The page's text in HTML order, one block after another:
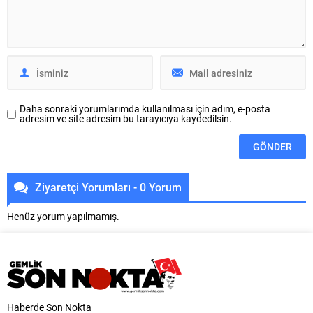
göreve geldiği 10 Nisan’dan
bugüne...
Daha sonraki yorumlarımda kullanılması için adım, e-posta
adresim ve site adresim bu tarayıcıya kaydedilsin.
Ziyaretçi Yorumları - 0 Yorum
Henüz yorum yapılmamış.
Haberde Son Nokta